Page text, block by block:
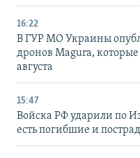
16:22
В ГУР МО Украины
дронов Magura, которые
августа
15:47
Войска РФ ударили по
есть погибшие и